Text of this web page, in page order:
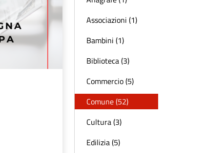
Associazioni (1)
Bambini (1)
Biblioteca (3)
Commercio (5)
Comune (52)
Cultura (3)
Edilizia (5)